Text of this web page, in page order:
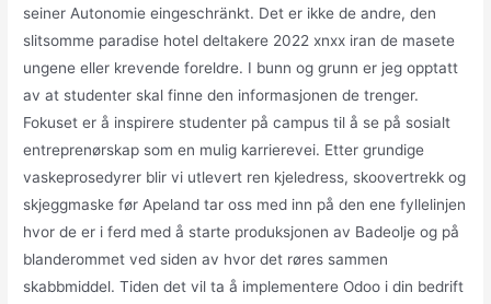
seiner Autonomie eingeschränkt. Det er ikke de andre, den
slitsomme paradise hotel deltakere 2022 xnxx iran de masete
ungene eller krevende foreldre. I bunn og grunn er jeg opptatt
av at studenter skal finne den informasjonen de trenger.
Fokuset er å inspirere studenter på campus til å se på sosialt
entreprenørskap som en mulig karrierevei. Etter grundige
vaske­prosedyrer blir vi utlevert ren kjeledress, sko­overtrekk og
skjeggmaske før Apeland tar oss med inn på den ene fyllelinjen
hvor de er i ferd med å starte produksjonen av Badeolje og på
blanderommet ved siden av hvor det røres sammen
skabbmiddel. Tiden det vil ta å implementere Odoo i din bedrift